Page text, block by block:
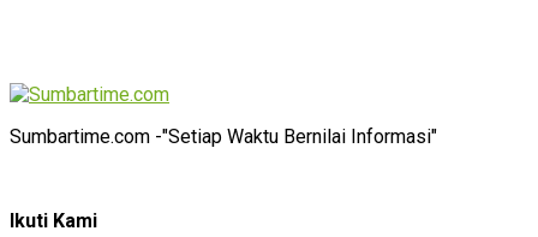
Sumbartime.com -"Setiap Waktu Bernilai Informasi"
Ikuti Kami